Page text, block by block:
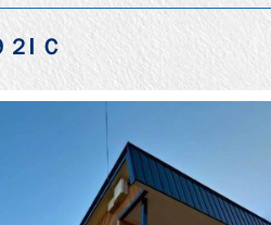
Ⅰ Ｃ